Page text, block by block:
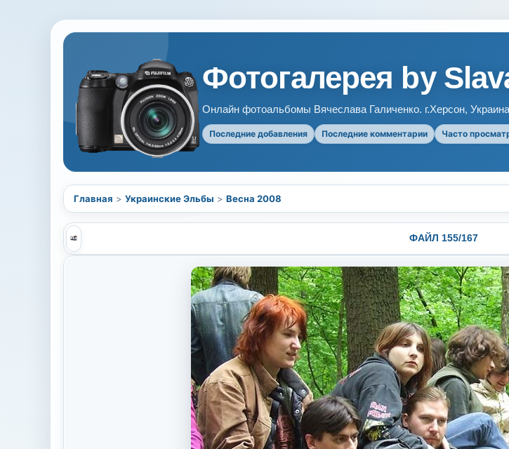
Фотогалерея by
Онлайн фотоальбомы Вячеслава Галиченко. г.Херсон, Украина
Последние добавления Последние комментарии Часто
Главная > Украинские Эльбы > Весна 2008
ФАЙЛ 155/167